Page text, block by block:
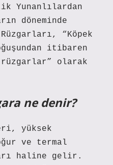
Yunanlılardan
döneminde
“Köpek
itibaren
rüzgarlar” olarak
ne denir?
yüksek
ve termal
haline gelir.